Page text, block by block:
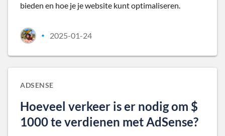
bieden en hoe je je website kunt optimaliseren.
• 2025-01-24
ADSENSE
Hoeveel verkeer is er nodig om $
1000 te verdienen met AdSense?